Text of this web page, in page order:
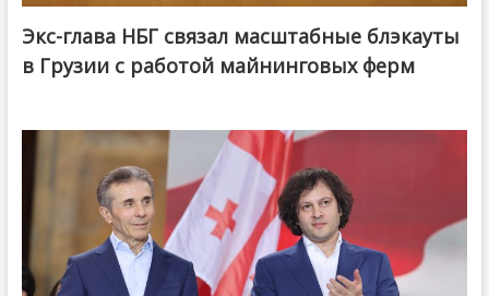
Экс-глава НБГ связал масштабные блэкауты
в Грузии с работой майнинговых ферм